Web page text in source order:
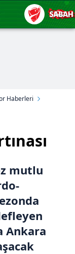
Haberleri
mutlu
Ankara